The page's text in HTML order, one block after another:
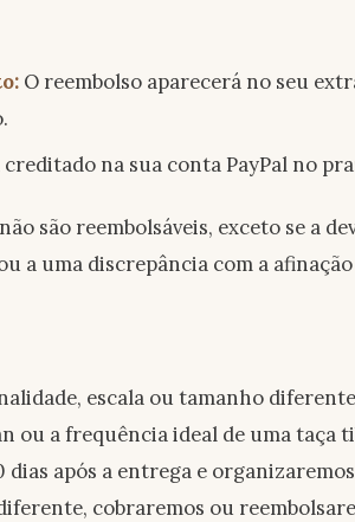
O reembolso aparecerá no seu
na sua conta PayPal no
são reembolsáveis, exceto se a
a uma discrepância com a
escala ou tamanho
ou a frequência ideal de uma taça
após a entrega e
cobraremos ou